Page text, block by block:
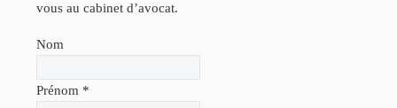
vous au cabinet d’avocat.
Nom
Prénom *